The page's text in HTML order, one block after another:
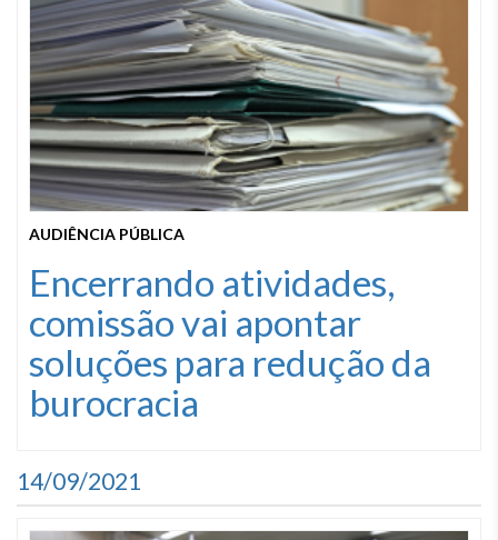
AUDIÊNCIA PÚBLICA
Encerrando atividades,
comissão vai apontar
soluções para redução da
burocracia
14/09/2021